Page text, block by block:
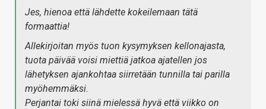
Jes, hienoa että lähdette kokeilemaan tätä
formaattia!
Allekirjoitan myös tuon kysymyksen kellonajasta,
tuota päivää voisi miettiä jatkoa ajatellen jos
lähetyksen ajankohtaa siirretään tunnilla tai parilla
myöhemmäksi.
Perjantai toki siinä mielessä hyvä että viikko on